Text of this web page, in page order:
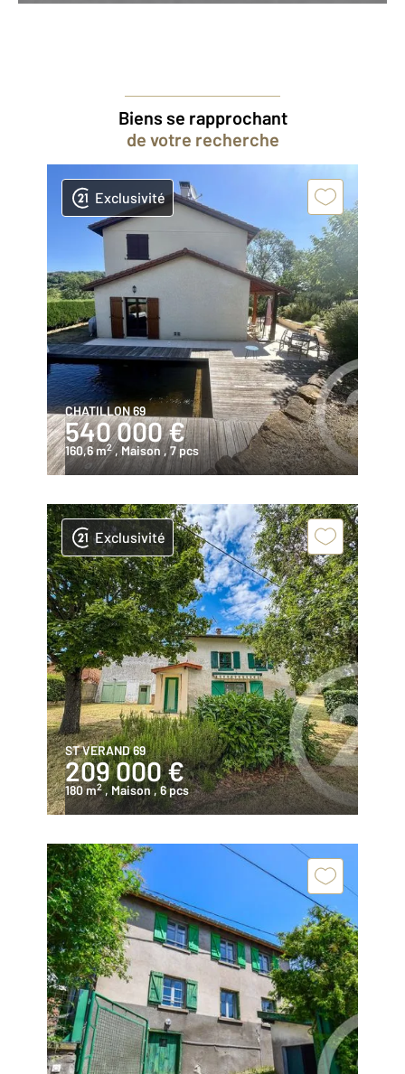
Biens se rapprochant
de votre recherche
Exclusivité
CHATILLON 69
540 000 €
160,6 m2 , Maison , 7 pcs
Exclusivité
ST VERAND 69
209 000 €
180 m2 , Maison, 6 pcs